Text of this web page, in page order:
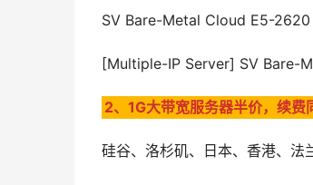
SV Bare-Metal Cloud E5-2620
[Multiple-IP Server] SV Bare-
2、1G大带宽服务器半价，续费
硅谷、洛杉矶、日本、香港、法